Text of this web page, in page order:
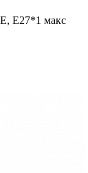
Е27*1 макс